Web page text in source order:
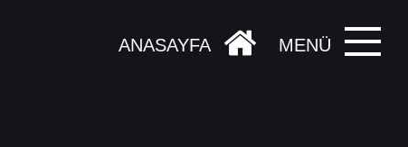
MENÜ
ANASAYFA